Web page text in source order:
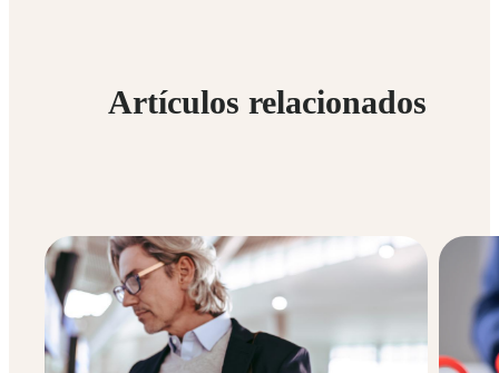
Artículos relacionados